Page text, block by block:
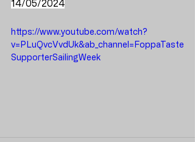
14/05/2024
https://www.youtube.com/watch?
v=PLuQvcVvdUk&ab_channel=FoppaTaste
SupporterSailingWeek